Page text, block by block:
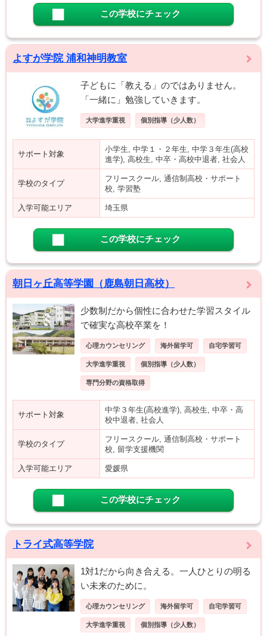
この学校にチェック
よすが学院 浦和神明教室
子どもに「教える」のではありません。
「一緒に」勉強していきます。
大学進学重視 個別指導（少人数）
サポート対象
小学生, 中学１・２年生, 中学３年生(高校
進学), 高校生, 中卒・高校中退者, 社会人
学校のタイプ
フリースクール, 通信制高校・サポート
校, 学習塾
入学可能エリア 埼玉県
この学校にチェック
朝日ヶ丘高等学園（鹿島朝日高校）
少数制だから個性に合わせた学習スタイル
で確実な高校卒業を！
心理カウンセリング 海外留学可 自宅学習可
大学進学重視 個別指導（少人数）
専門分野の資格取得
サポート対象
中学３年生(高校進学), 高校生, 中卒・高
校中退者, 社会人
学校のタイプ
フリースクール, 通信制高校・サポート
校, 留学支援機関
入学可能エリア 愛媛県
この学校にチェック
トライ式高等学院
1対1だから向き合える。一人ひとりの明る
い未来のために。
心理カウンセリング 海外留学可 自宅学習可
大学進学重視 個別指導（少人数）